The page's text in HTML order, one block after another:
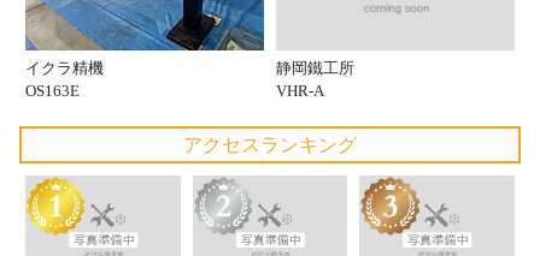
イクラ精機
OS163E
静岡鐵工所
VHR-A
アクセスランキング